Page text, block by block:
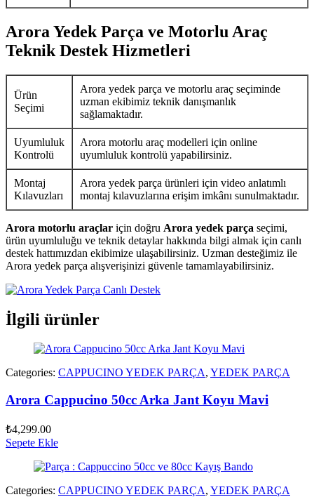
Arora Yedek Parça ve Motorlu Araç
Teknik Destek Hizmetleri
Ürün
Seçimi
Arora yedek parça ve motorlu araç seçiminde
uzman ekibimiz teknik danışmanlık
sağlamaktadır.
Uyumluluk
Kontrolü
Arora motorlu araç modelleri için online
uyumluluk kontrolü yapabilirsiniz.
Montaj
Kılavuzları
Arora yedek parça ürünleri için video anlatımlı
montaj kılavuzlarına erişim imkânı sunulmaktadır.
Arora motorlu araçlar için doğru Arora yedek parça seçimi,
ürün uyumluluğu ve teknik detaylar hakkında bilgi almak için canlı
destek hattımızdan ekibimize ulaşabilirsiniz. Uzman desteğimiz ile
Arora yedek parça alışverişinizi güvenle tamamlayabilirsiniz.
İlgili ürünler
Categories: CAPPUCINO YEDEK PARÇA, YEDEK PARÇA
Arora Cappucino 50cc Arka Jant Koyu Mavi
₺4,299.00
Sepete Ekle
Categories: CAPPUCINO YEDEK PARÇA, YEDEK PARÇA